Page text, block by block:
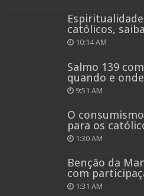
católicos,
10:14 AM
Salmo 139
quando e
9:51 AM
O
para os
1:30 AM
Benção da
com
1:31 AM